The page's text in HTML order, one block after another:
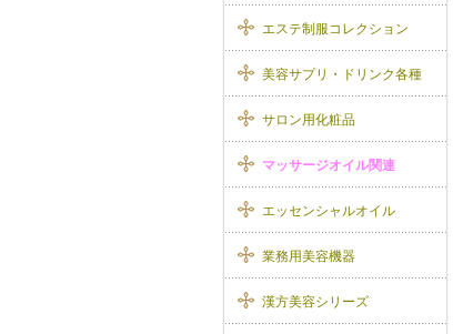
エステ制服コレクション
美容サプリ・ドリンク各種
サロン用化粧品
マッサージオイル関連
エッセンシャルオイル
業務用美容機器
漢方美容シリーズ